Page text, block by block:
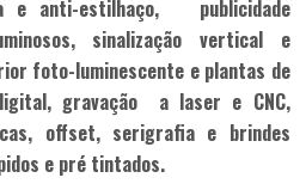
e anti-estilhaço,
publicidade
sinalização vertical e
foto-luminescente e plantas de
gravação a laser e CNC,
offset, serigrafia e brindes
e pré tintados.